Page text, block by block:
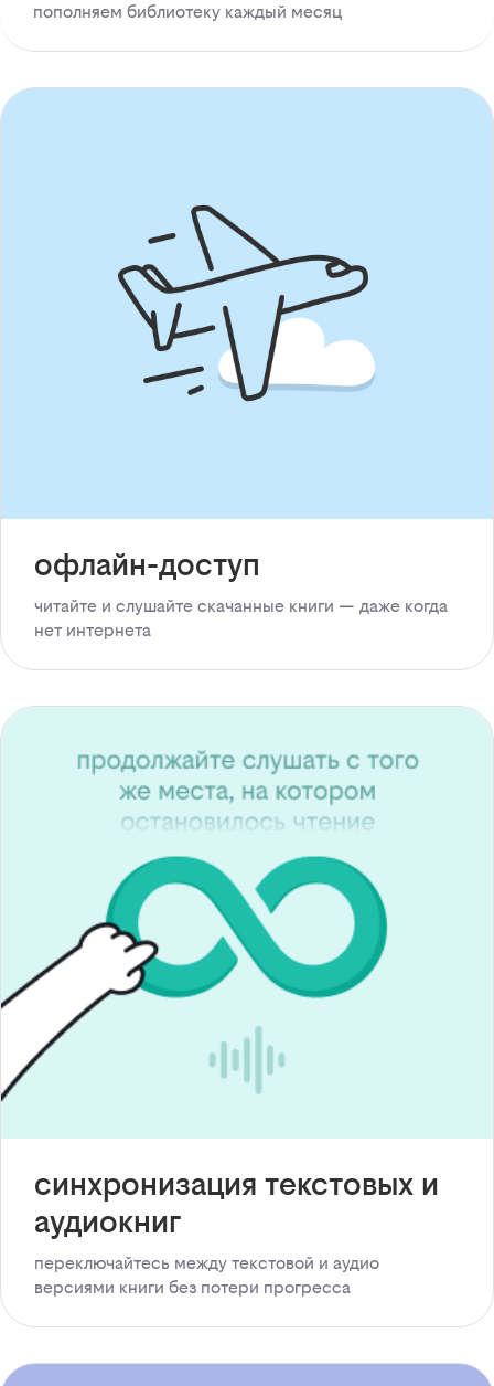
пополняем библиотеку каждый месяц
офлайн-доступ
читайте и слушайте скачанные книги — даже когда
нет интернета
синхронизация текстовых и
аудиокниг
переключайтесь между текстовой и аудио
версиями книги без потери прогресса